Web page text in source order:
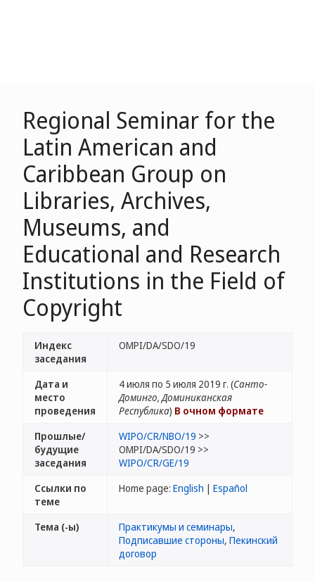
Regional Seminar for the
Latin American and
Caribbean Group on
Libraries, Archives,
Museums, and
Educational and Research
Institutions in the Field of
Copyright
Индекс
заседания
OMPI/DA/SDO/19
Дата и
место
проведения
4 июля по 5 июля 2019 г. (Санто-
Доминго, Доминиканская
Республика) В очном формате
Прошлые/
будущие
заседания
WIPO/CR/NBO/19 >>
OMPI/DA/SDO/19 >>
WIPO/CR/GE/19
Ссылки по
теме
Home page: English | Español
Тема (-ы) Практикумы и семинары,
Подписавшие стороны, Пекинский
договор